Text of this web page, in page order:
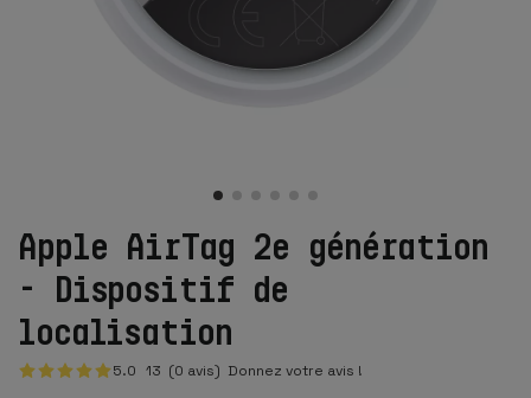
Apple AirTag 2e génération
- Dispositif de
localisation
5.0 13 (0 avis) Donnez votre avis !